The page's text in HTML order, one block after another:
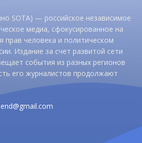
SOTA) — российское независимое
медиа, сфокусированное на
прав человека и политическом
Издание за счет развитой сети
события из разных регионов
его журналистов продолжают